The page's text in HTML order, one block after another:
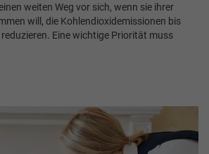
weiten Weg vor sich, wenn sie ihrer
will, die Kohlendioxidemissionen bis
Eine wichtige Priorität muss